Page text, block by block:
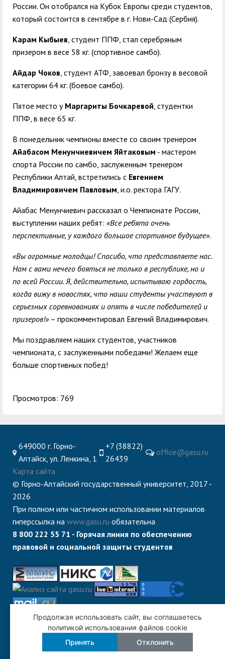
России. Он отобрался на Кубок Европы среди студентов,
который состоится в сентябре в г. Нови-Сад (Сербия).
Карам Кыбыев , студент ППФ, стал серебряным
призером в весе 58 кг. (спортивное самбо).
Айдар Чоков , студент АТФ, завоевал бронзу в весовой
категории 64 кг. (боевое самбо).
Пятое место у Маргариты Бочкаревой , студентки
ППФ, в весе 65 кг.
В понедельник чемпионы вместе со своим тренером
Айабасом Менунчиевичем Яйтаковым - мастером
спорта России по самбо, заслуженным тренером
Республики Алтай, встретились с Евгением
Владимировичем Павловым , и.о. ректора ГАГУ.
Айабас Менунчиевич рассказал о Чемпионате России,
выступлении наших ребят: «Все ребята очень
перспективные, у каждого большое спортивное будущее».
«Вы огромные молодцы! Спасибо, что представляете нас.
Нам с вами нечего бояться не только в республике, но и
по всей России. Я, действительно, испытываю гордость,
когда вижу в новостях, что наши студенты участвуют в
серьезных соревнованиях и опять в числе победителей и
призеров!»– прокомментировал Евгений Владимирович.
Мы поздравляем наших студентов, участников
чемпионата, с заслуженными победами! Желаем еще
больше спортивных побед!
Просмотров: 769
649000 г. Горно-
Алтайск, ул. Ленкина, 1
+7 (38822)
26439
office@gasu.ru
Карта сайта
© Горно-Алтайский государственный университет, 2017 -
2026
При полном или частичном использовании материалов
гиперссылка на www.gasu.ru обязательна
8 800 222 55 71 - Горячая линия по обеспечению
правовой и социальной защиты студентов
Продолжая использовать сайт, вы соглашаетесь
политикой использования файлов cookie
Принять
Отклонить